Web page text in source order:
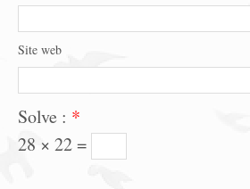
Site web
Solve : *
28 × 22 =